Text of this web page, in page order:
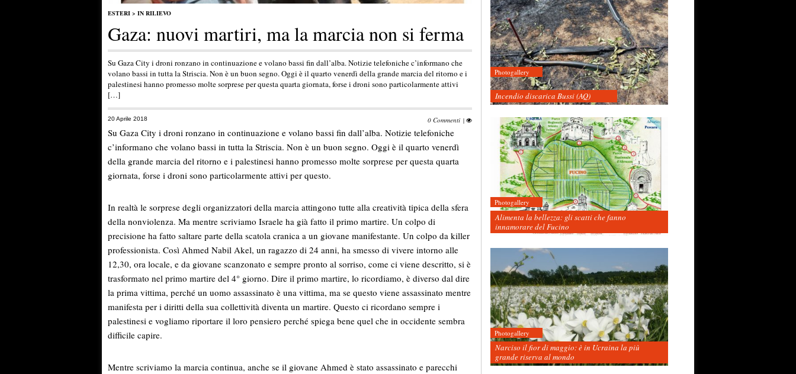
ESTERI > IN RILIEVO
Gaza: nuovi martiri, ma la marcia non si ferma
Su Gaza City i droni ronzano in continuazione e volano bassi fin dall’alba. Notizie telefoniche c’informano che
volano bassi in tutta la Striscia. Non è un buon segno. Oggi è il quarto venerdì della grande marcia del ritorno e i
palestinesi hanno promesso molte sorprese per questa quarta giornata, forse i droni sono particolarmente attivi
[…]
20 Aprile 2018 0 Commenti |
Su Gaza City i droni ronzano in continuazione e volano bassi fin dall’alba. Notizie telefoniche
c’informano che volano bassi in tutta la Striscia. Non è un buon segno. Oggi è il quarto venerdì
della grande marcia del ritorno e i palestinesi hanno promesso molte sorprese per questa quarta
giornata, forse i droni sono particolarmente attivi per questo.
In realtà le sorprese degli organizzatori della marcia attingono tutte alla creatività tipica della sfera
della nonviolenza. Ma mentre scriviamo Israele ha già fatto il primo martire. Un colpo di
precisione ha fatto saltare parte della scatola cranica a un giovane manifestante. Un colpo da killer
professionista. Così Ahmed Nabil Akel, un ragazzo di 24 anni, ha smesso di vivere intorno alle
12,30, ora locale, e da giovane scanzonato e sempre pronto al sorriso, come ci viene descritto, si è
trasformato nel primo martire del 4° giorno. Dire il primo martire, lo ricordiamo, è diverso dal dire
la prima vittima, perché un uomo assassinato è una vittima, ma se questo viene assassinato mentre
manifesta per i diritti della sua collettività diventa un martire. Questo ci ricordano sempre i
palestinesi e vogliamo riportare il loro pensiero perché spiega bene quel che in occidente sembra
difficile capire.
Mentre scriviamo la marcia continua, anche se il giovane Ahmed è stato assassinato e parecchi
Photogallery
Incendio discarica Bussi (AQ)
Photogallery
Alimenta la bellezza: gli scatti che fanno
innamorare del Fucino
Photogallery
Narciso il fior di maggio: è in Ucraina la più
grande riserva al mondo